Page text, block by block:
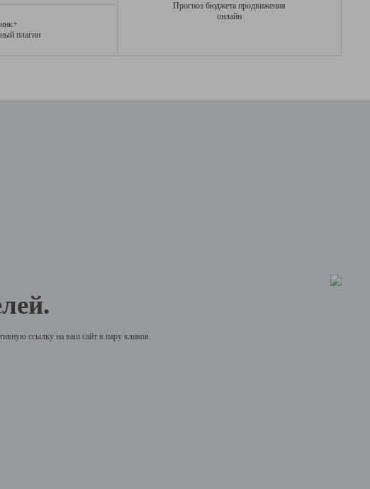
плагин
Прогноз бюджета продвижения
онлайн
ссылку на ваш сайт в пару кликов.